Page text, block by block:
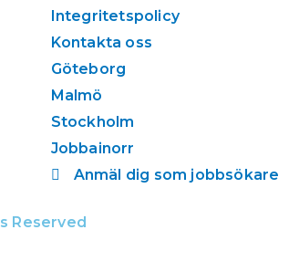
Integritetspolicy
Kontakta oss
Göteborg
Malmö
Stockholm
Jobbainorr
Anmäl dig som jobbsökare
Reserved